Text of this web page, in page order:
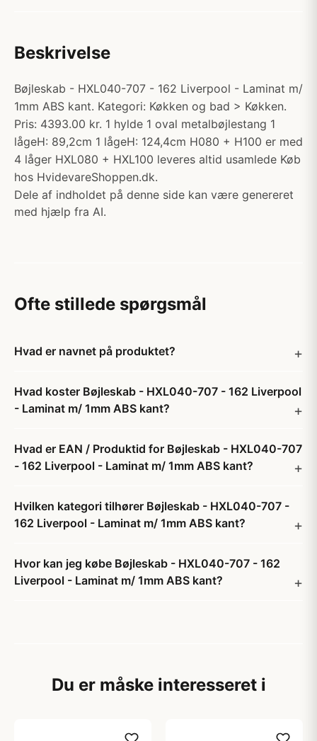
Beskrivelse
Bøjleskab - HXL040-707 - 162 Liverpool - Laminat m/
1mm ABS kant. Kategori: Køkken og bad > Køkken.
Pris: 4393.00 kr. 1 hylde 1 oval metalbøjlestang 1
lågeH: 89,2cm 1 lågeH: 124,4cm H080 + H100 er med
4 låger HXL080 + HXL100 leveres altid usamlede Køb
hos HvidevareShoppen.dk.
Dele af indholdet på denne side kan være genereret
med hjælp fra AI.
Ofte stillede spørgsmål
Hvad er navnet på produktet?
Hvad koster Bøjleskab - HXL040-707 - 162 Liverpool
- Laminat m/ 1mm ABS kant?
Hvad er EAN / Produktid for Bøjleskab - HXL040-707
- 162 Liverpool - Laminat m/ 1mm ABS kant?
Hvilken kategori tilhører Bøjleskab - HXL040-707 -
162 Liverpool - Laminat m/ 1mm ABS kant?
Hvor kan jeg købe Bøjleskab - HXL040-707 - 162
Liverpool - Laminat m/ 1mm ABS kant?
Du er måske interesseret i